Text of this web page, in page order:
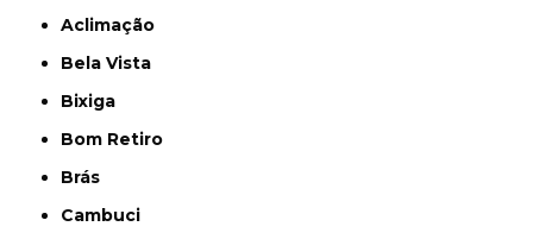
Aclimação
Bela Vista
Bixiga
Bom Retiro
Brás
Cambuci